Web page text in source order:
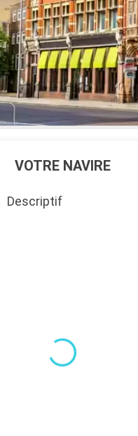
VOTRE NAVIRE
Descriptif